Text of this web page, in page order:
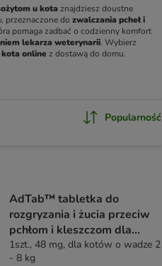
u kota znajdziesz doustne
przeznaczone do zwalczania pcheł i
pomaga zadbać o codzienny komfort
lekarza weterynarii. Wybierz
online z dostawą do domu.
Popularność
AdTab™ tabletka do
rozgryzania i żucia przeciw
pchłom i kleszczom dla
kotów
1szt., 48 mg, dla kotów o wadze 2
- 8 kg